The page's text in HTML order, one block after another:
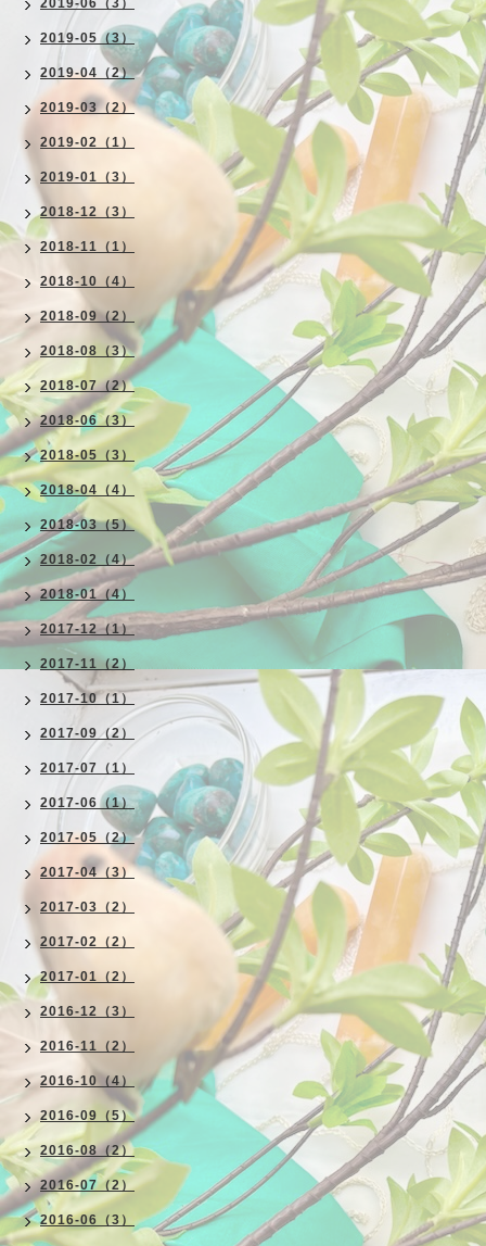
2019-06（3）
2019-05（3）
2019-04（2）
2019-03（2）
2019-02（1）
2019-01（3）
2018-12（3）
2018-11（1）
2018-10（4）
2018-09（2）
2018-08（3）
2018-07（2）
2018-06（3）
2018-05（3）
2018-04（4）
2018-03（5）
2018-02（4）
2018-01（4）
2017-12（1）
2017-11（2）
2017-10（1）
2017-09（2）
2017-07（1）
2017-06（1）
2017-05（2）
2017-04（3）
2017-03（2）
2017-02（2）
2017-01（2）
2016-12（3）
2016-11（2）
2016-10（4）
2016-09（5）
2016-08（2）
2016-07（2）
2016-06（3）